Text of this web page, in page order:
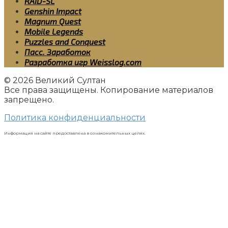
Genshin Impact
Magnum Quest
Mobile Legends
Puzzles and Conquest
Пасс. Заработок
Разработка игр Weisslog.com
© 2026 Великий Султан
Все права защищены. Копирование материалов
запрещено.
Политика конфиденциальности
Информация на сайте предоставлена в ознакомительных целях.